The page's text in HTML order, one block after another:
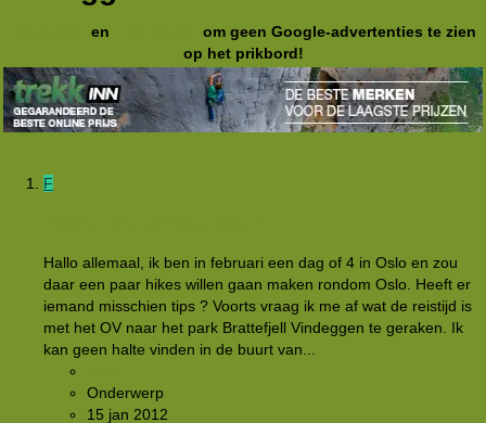
en
om geen Google-advertenties te zien
op het prikbord!
F
Hallo allemaal, ik ben in februari een dag of 4 in Oslo en zou
daar een paar hikes willen gaan maken rondom Oslo. Heeft er
iemand misschien tips ? Voorts vraag ik me af wat de reistijd is
met het OV naar het park Brattefjell Vindeggen te geraken. Ik
kan geen halte vinden in de buurt van...
Onderwerp
15 jan 2012